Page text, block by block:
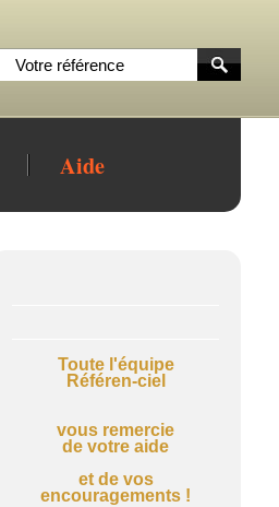
Aide
Toute l'équipe
Référen-ciel
vous remercie
de votre aide
et de vos
encouragements !